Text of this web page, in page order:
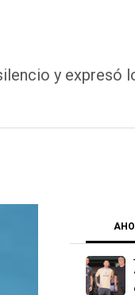
y expresó